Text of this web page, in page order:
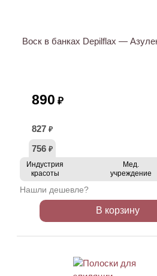
Воск в банках Depilflax —
890 ₽
827 ₽
756 ₽
Индустрия
красоты
Мед.
учреждение
Нашли дешевле?
В корзину